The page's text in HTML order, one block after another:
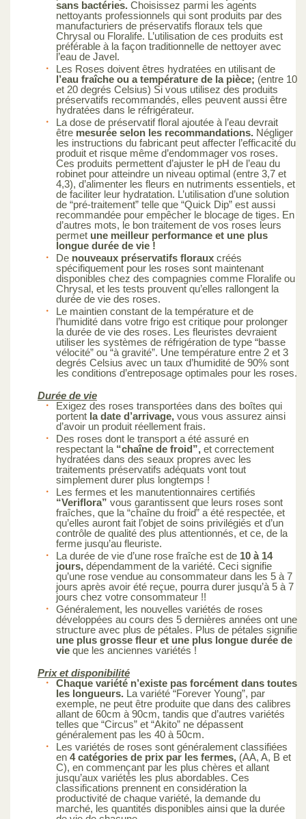
sans bactéries. Choisissez parmi les agents
nettoyants professionnels qui sont produits par des
manufacturiers de préservatifs floraux tels que
Chrysal ou Floralife. L’utilisation de ces produits est
préférable à la façon traditionnelle de nettoyer avec
l’eau de Javel.
Les Roses doivent êtres hydratées en utilisant de
l’eau fraîche ou a température de la pièce; (entre 10
et 20 degrés Celsius) Si vous utilisez des produits
préservatifs recommandés, elles peuvent aussi être
hydratées dans le réfrigérateur.
La dose de préservatif floral ajoutée à l’eau devrait
être mesurée selon les recommandations. Négliger
les instructions du fabricant peut affecter l’efficacité du
produit et risque même d’endommager vos roses.
Ces produits permettent d’ajuster le pH de l’eau du
robinet pour atteindre un niveau optimal (entre 3,7 et
4,3), d’alimenter les fleurs en nutriments essentiels, et
de faciliter leur hydratation. L’utilisation d’une solution
de “pré-traitement” telle que “Quick Dip” est aussi
recommandée pour empêcher le blocage de tiges. En
d’autres mots, le bon traitement de vos roses leurs
permet une meilleur performance et une plus
longue durée de vie !
De nouveaux préservatifs floraux créés
spécifiquement pour les roses sont maintenant
disponibles chez des compagnies comme Floralife ou
Chrysal, et les tests prouvent qu’elles rallongent la
durée de vie des roses.
Le maintien constant de la température et de
l’humidité dans votre frigo est critique pour prolonger
la durée de vie des roses. Les fleuristes devraient
utiliser les systèmes de réfrigération de type “basse
vélocité” ou “à gravité”. Une température entre 2 et 3
degrés Celsius avec un taux d’humidité de 90% sont
les conditions d’entreposage optimales pour les roses.
Durée de vie
Exigez des roses transportées dans des boîtes qui
portent la date d’arrivage, vous vous assurez ainsi
d’avoir un produit réellement frais.
Des roses dont le transport a été assuré en
respectant la “chaîne de froid”, et correctement
hydratées dans des seaux propres avec les
traitements préservatifs adéquats vont tout
simplement durer plus longtemps !
Les fermes et les manutentionnaires certifiés
“Veriflora” vous garantissent que leurs roses sont
fraîches, que la “chaîne du froid” a été respectée, et
qu’elles auront fait l’objet de soins privilégiés et d’un
contrôle de qualité des plus attentionnés, et ce, de la
ferme jusqu’au fleuriste.
La durée de vie d’une rose fraîche est de 10 à 14
jours, dépendamment de la variété. Ceci signifie
qu’une rose vendue au consommateur dans les 5 à 7
jours après avoir été reçue, pourra durer jusqu’à 5 à 7
jours chez votre consommateur !!
Généralement, les nouvelles variétés de roses
développées au cours des 5 dernières années ont une
structure avec plus de pétales. Plus de pétales signifie
une plus grosse fleur et une plus longue durée de
vie que les anciennes variétés !
Prix et disponibilité
Chaque variété n’existe pas forcément dans toutes
les longueurs. La variété “Forever Young”, par
exemple, ne peut être produite que dans des calibres
allant de 60cm à 90cm, tandis que d’autres variétés
telles que “Circus” et “Akito” ne dépassent
généralement pas les 40 à 50cm.
Les variétés de roses sont généralement classifiées
en 4 catégories de prix par les fermes, (AA, A, B et
C), en commençant par les plus chères et allant
jusqu’aux variétés les plus abordables. Ces
classifications prennent en considération la
productivité de chaque variété, la demande du
marché, les quantités disponibles ainsi que la durée